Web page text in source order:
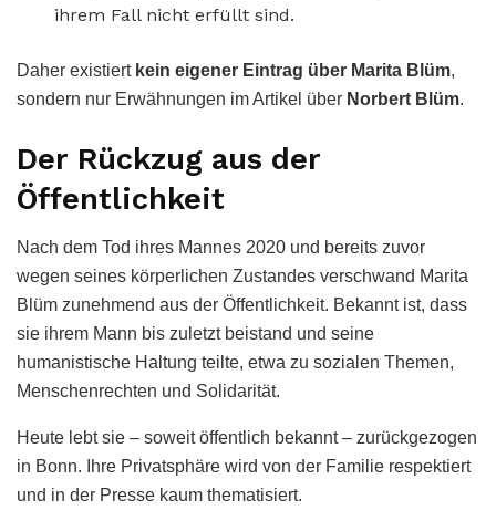
ihrem Fall nicht erfüllt sind.
Daher existiert kein eigener Eintrag über Marita Blüm,
sondern nur Erwähnungen im Artikel über Norbert Blüm.
Der Rückzug aus der
Öffentlichkeit
Nach dem Tod ihres Mannes 2020 und bereits zuvor
wegen seines körperlichen Zustandes verschwand Marita
Blüm zunehmend aus der Öffentlichkeit. Bekannt ist, dass
sie ihrem Mann bis zuletzt beistand und seine
humanistische Haltung teilte, etwa zu sozialen Themen,
Menschenrechten und Solidarität.
Heute lebt sie – soweit öffentlich bekannt – zurückgezogen
in Bonn. Ihre Privatsphäre wird von der Familie respektiert
und in der Presse kaum thematisiert.